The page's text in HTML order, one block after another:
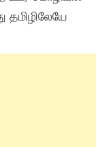
தமிழிலேயே